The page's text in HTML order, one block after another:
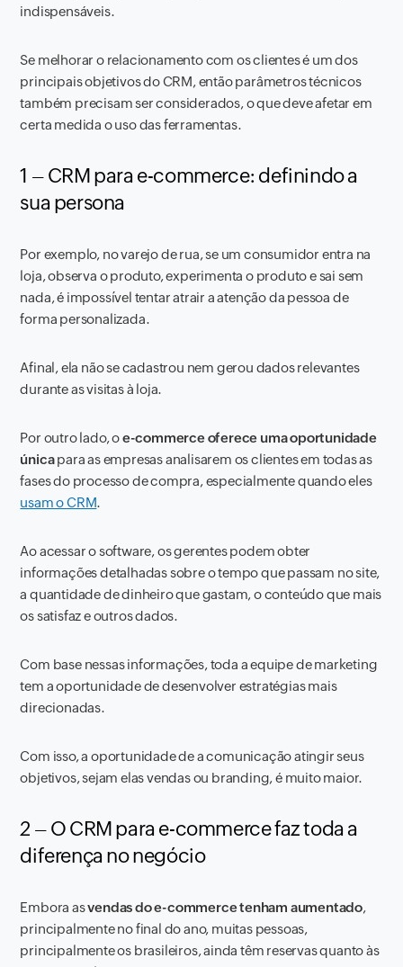
indispensáveis.
Se melhorar o relacionamento com os clientes é um dos
principais objetivos do CRM, então parâmetros técnicos
também precisam ser considerados, o que deve afetar em
certa medida o uso das ferramentas.
1 – CRM para e-commerce: definindo a
sua persona
Por exemplo, no varejo de rua, se um consumidor entra na
loja, observa o produto, experimenta o produto e sai sem
nada, é impossível tentar atrair a atenção da pessoa de
forma personalizada.
Afinal, ela não se cadastrou nem gerou dados relevantes
durante as visitas à loja.
Por outro lado, oe-commerce oferece uma oportunidade
únicapara as empresas analisarem os clientes em todas as
fases do processo de compra, especialmente quando eles
usam o CRM.
Ao acessar o software, os gerentes podem obter
informações detalhadas sobre o tempo que passam no site,
a quantidade de dinheiro que gastam, o conteúdo que mais
os satisfaz e outros dados.
Com base nessas informações, toda a equipe de marketing
tem a oportunidade de desenvolver estratégias mais
direcionadas.
Com isso, a oportunidade de a comunicação atingir seus
objetivos, sejam elas vendas ou branding, é muito maior.
2 – O CRM para e-commerce faz toda a
diferença no negócio
Embora asvendas do e-commerce tenham aumentado,
principalmente no final do ano, muitas pessoas,
principalmente os brasileiros, ainda têm reservas quanto às